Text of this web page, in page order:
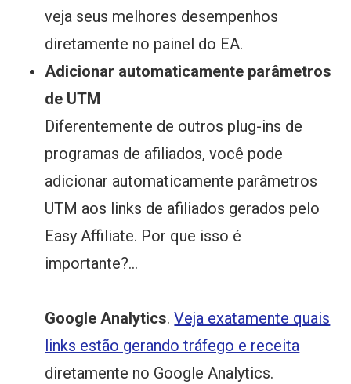
veja seus melhores desempenhos
diretamente no painel do EA.
Adicionar automaticamente parâmetros
de UTM
Diferentemente de outros plug-ins de
programas de afiliados, você pode
adicionar automaticamente parâmetros
UTM aos links de afiliados gerados pelo
Easy Affiliate. Por que isso é
importante?...
Google Analytics.Veja exatamente quais
links estão gerando tráfego e receita
diretamente no Google Analytics.